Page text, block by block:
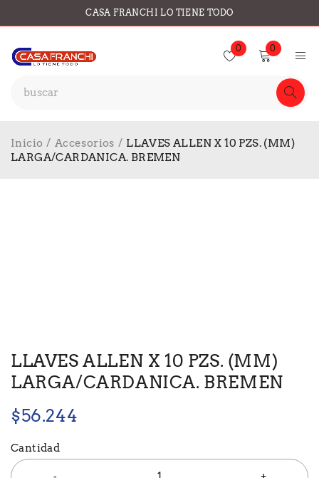
CASA FRANCHI LO TIENE TODO
0 0
Inicio / Accesorios / LLAVES ALLEN X 10 PZS. (MM)
LARGA/CARDANICA. BREMEN
LLAVES ALLEN X 10 PZS. (MM)
LARGA/CARDANICA. BREMEN
$56.244
Cantidad